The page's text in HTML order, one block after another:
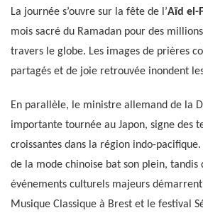
La journée s’ouvre sur la fête de l’Aïd el-
mois sacré du Ramadan pour des
travers le globe. Les images de prières
partagés et de joie retrouvée inondent
En parallèle, le ministre allemand de la
importante tournée au Japon, signe des
croissantes dans la région indo-
de la mode chinoise bat son plein, tandis
événements culturels majeurs
Musique Classique à Brest et le festival